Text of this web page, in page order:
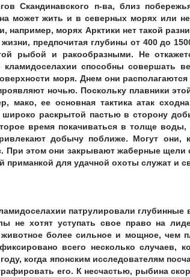
Скандинавского п-ва, близ
может жить и в северных морях или
например, морях Арктики нет такой
предпочитая глубины от 400 до
рыбой и ракообразными. Не
кламидоселахии способны совершать
моря. Днем они
ночью. Поскольку плавники
мако, ее основная тактика атак
раскрытой пастью в сторону
время покачиваться в толще
добычу поближе. Могут они,
При этом они закрывают жаберные
для удачной охоты служат и
патрулировали
не хотят уступать свое право на
более сильное и мощное, чем
всего несколько
когда японским исследователям
его. К несчастью, рыбина